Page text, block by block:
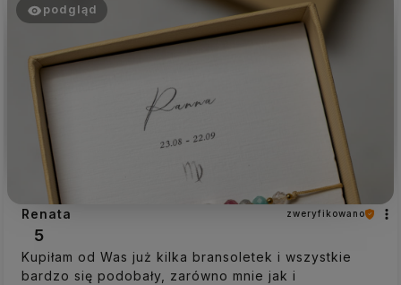
podgląd
Renata zweryfikowano
5
Kupiłam od Was już kilka bransoletek i wszystkie
bardzo się podobały, zarówno mnie jak i